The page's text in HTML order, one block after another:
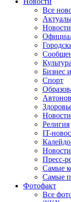
Все
Бизнес
Спорт
Религия
IT-
Новости
Пресс-
Самые
Самые
Фотофакт
Все